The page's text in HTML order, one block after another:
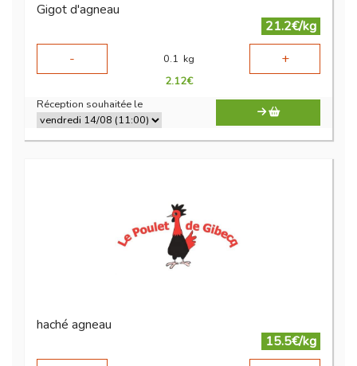
Gigot d'agneau
21.2€/kg
-
0.1 kg +
2.12€
Réception souhaitée le
haché agneau
15.5€/kg